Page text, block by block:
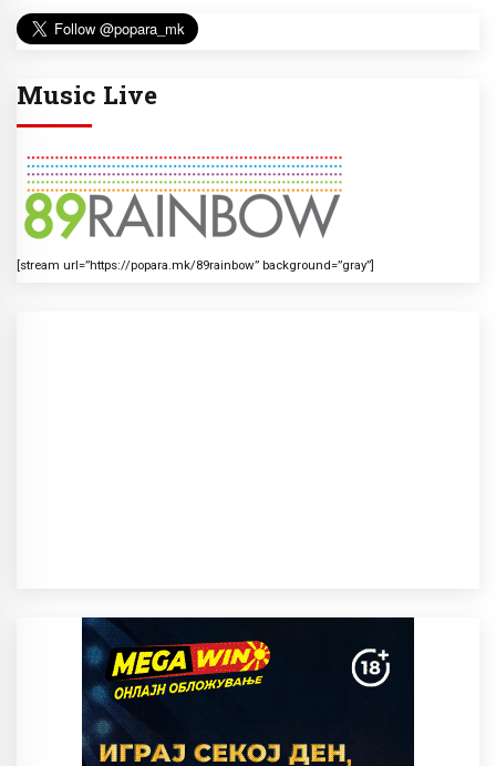
Music Live
[stream url=”https://popara.mk/89rainbow” background=”gray”]